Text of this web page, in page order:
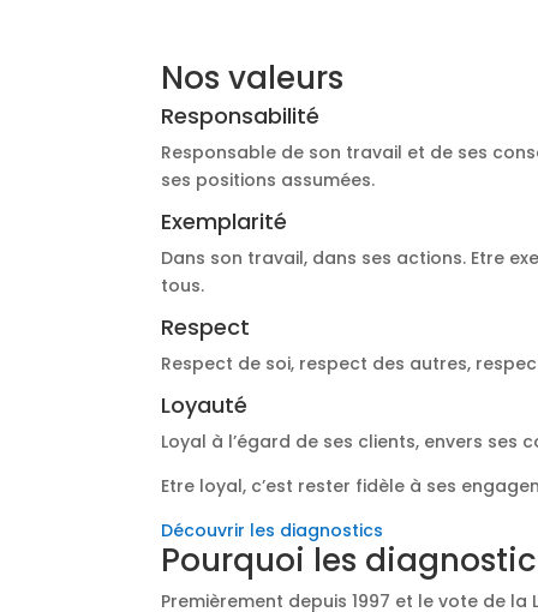
Nos valeurs
Responsabilité
Responsable de son travail et de ses
ses positions assumées.
Exemplarité
Dans son travail, dans ses actions. Etre
tous.
Respect
Respect de soi, respect des autres,
Loyauté
Loyal à l’égard de ses clients, envers
Etre loyal, c’est rester fidèle à ses
Découvrir les diagnostics
Pourquoi les
Premièrement depuis 1997 et le vote de